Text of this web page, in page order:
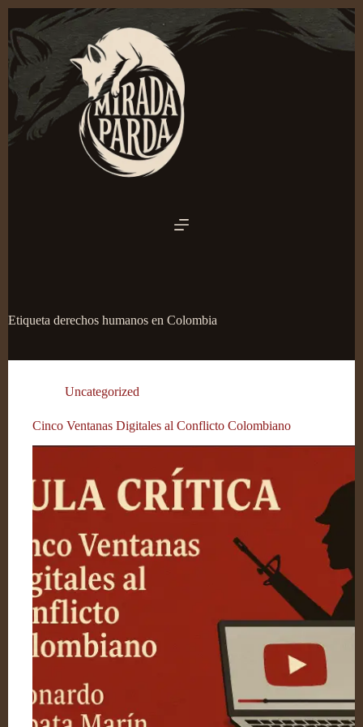
al
contenido
Etiqueta derechos humanos en Colombia
Uncategorized
Cinco Ventanas Digitales al Conflicto Colombiano